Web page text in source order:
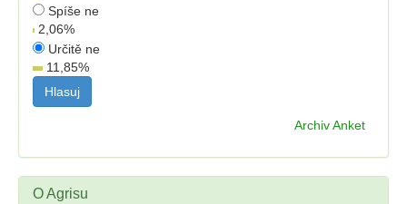
Spíše ne
2,06%
Určitě ne
11,85%
Archiv Anket
O Agrisu